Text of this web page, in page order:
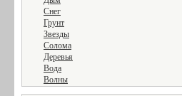
Снег
Грунт
Звезды
Солома
Деревья
Вода
Волны